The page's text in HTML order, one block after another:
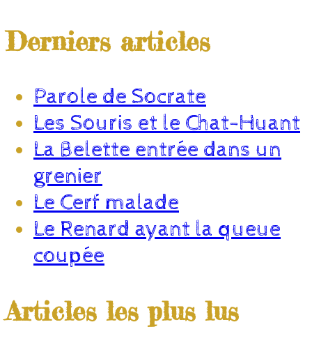
Derniers articles
Parole de Socrate
Les Souris et le Chat-Huant
La Belette entrée dans un
grenier
Le Cerf malade
Le Renard ayant la queue
coupée
Articles les plus lus